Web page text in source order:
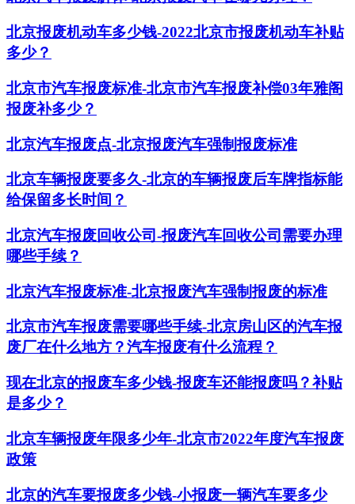
北京报废机动车多少钱-2022北京市报废机动车补贴
多少？
北京市汽车报废标准-北京市汽车报废补偿03年雅阁
报废补多少？
北京汽车报废点-北京报废汽车强制报废标准
北京车辆报废要多久-北京的车辆报废后车牌指标能
给保留多长时间？
北京汽车报废回收公司-报废汽车回收公司需要办理
哪些手续？
北京汽车报废标准-北京报废汽车强制报废的标准
北京市汽车报废需要哪些手续-北京房山区的汽车报
废厂在什么地方？汽车报废有什么流程？
现在北京的报废车多少钱-报废车还能报废吗？补贴
是多少？
北京车辆报废年限多少年-北京市2022年度汽车报废
政策
北京的汽车要报废多少钱-小报废一辆汽车要多少